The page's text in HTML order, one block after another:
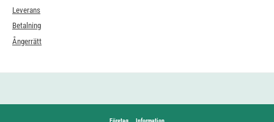
Leverans
Betalning
Ångerrätt